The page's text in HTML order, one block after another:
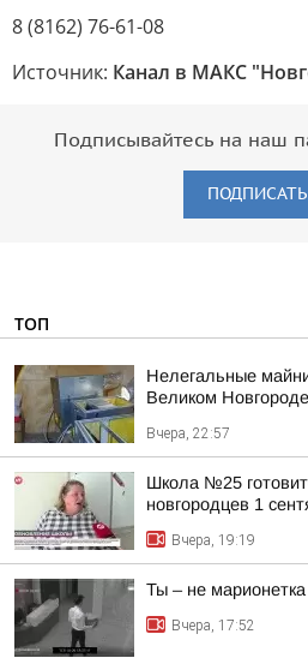
8 (8162) 76-61-08
Источник: Канал в МАКС
Подписывайтесь на наш
ТОП
Нелегальные
Великом Новгороде
Вчера, 22:57
Школа №25
новгородцев 1
Вчера, 19:19
Ты – не марионетка
Вчера, 17:52